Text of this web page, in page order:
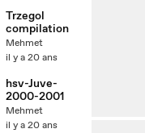
Trzegol
compilation
Mehmet
il y a 20 ans
hsv-Juve-
2000-2001
Mehmet
il y a 20 ans